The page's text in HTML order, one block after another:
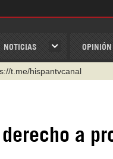
NOTICIAS OPINIÓN
urmedium.com/c/hispantv
como: hispan_tv
www.youtube.com/
a